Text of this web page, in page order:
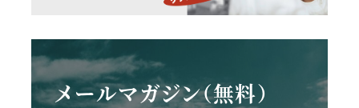
メールマガジン（無料）